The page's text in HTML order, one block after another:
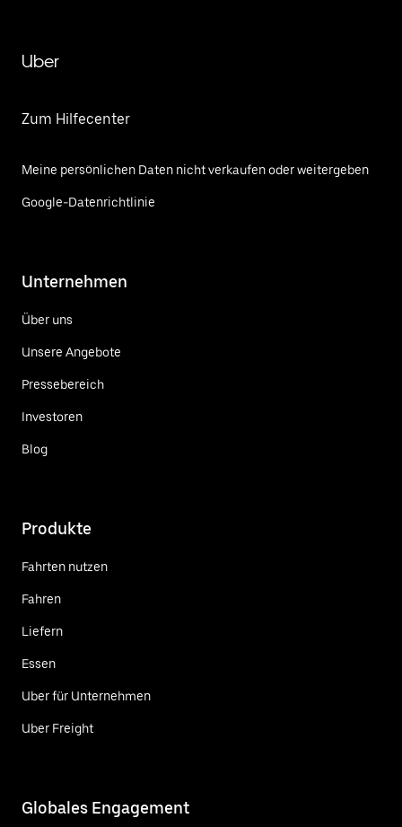
Uber
Zum Hilfecenter
Meine persönlichen Daten nicht verkaufen oder weitergeben
Google-Datenrichtlinie
Unternehmen
Über uns
Unsere Angebote
Pressebereich
Investoren
Blog
Produkte
Fahrten nutzen
Fahren
Liefern
Essen
Uber für Unternehmen
Uber Freight
Globales Engagement